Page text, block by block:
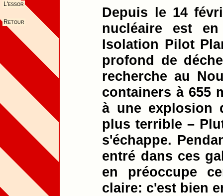
Depuis le 14
nucléaire est
Isolation Pilot
profond de
recherche au
containers à 655
à une explosion
plus terrible –
s'échappe.
entré dans ces
en préoccupe
claire: c'est bien
L'essor
Retour